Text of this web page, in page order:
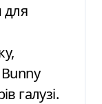
галузі.